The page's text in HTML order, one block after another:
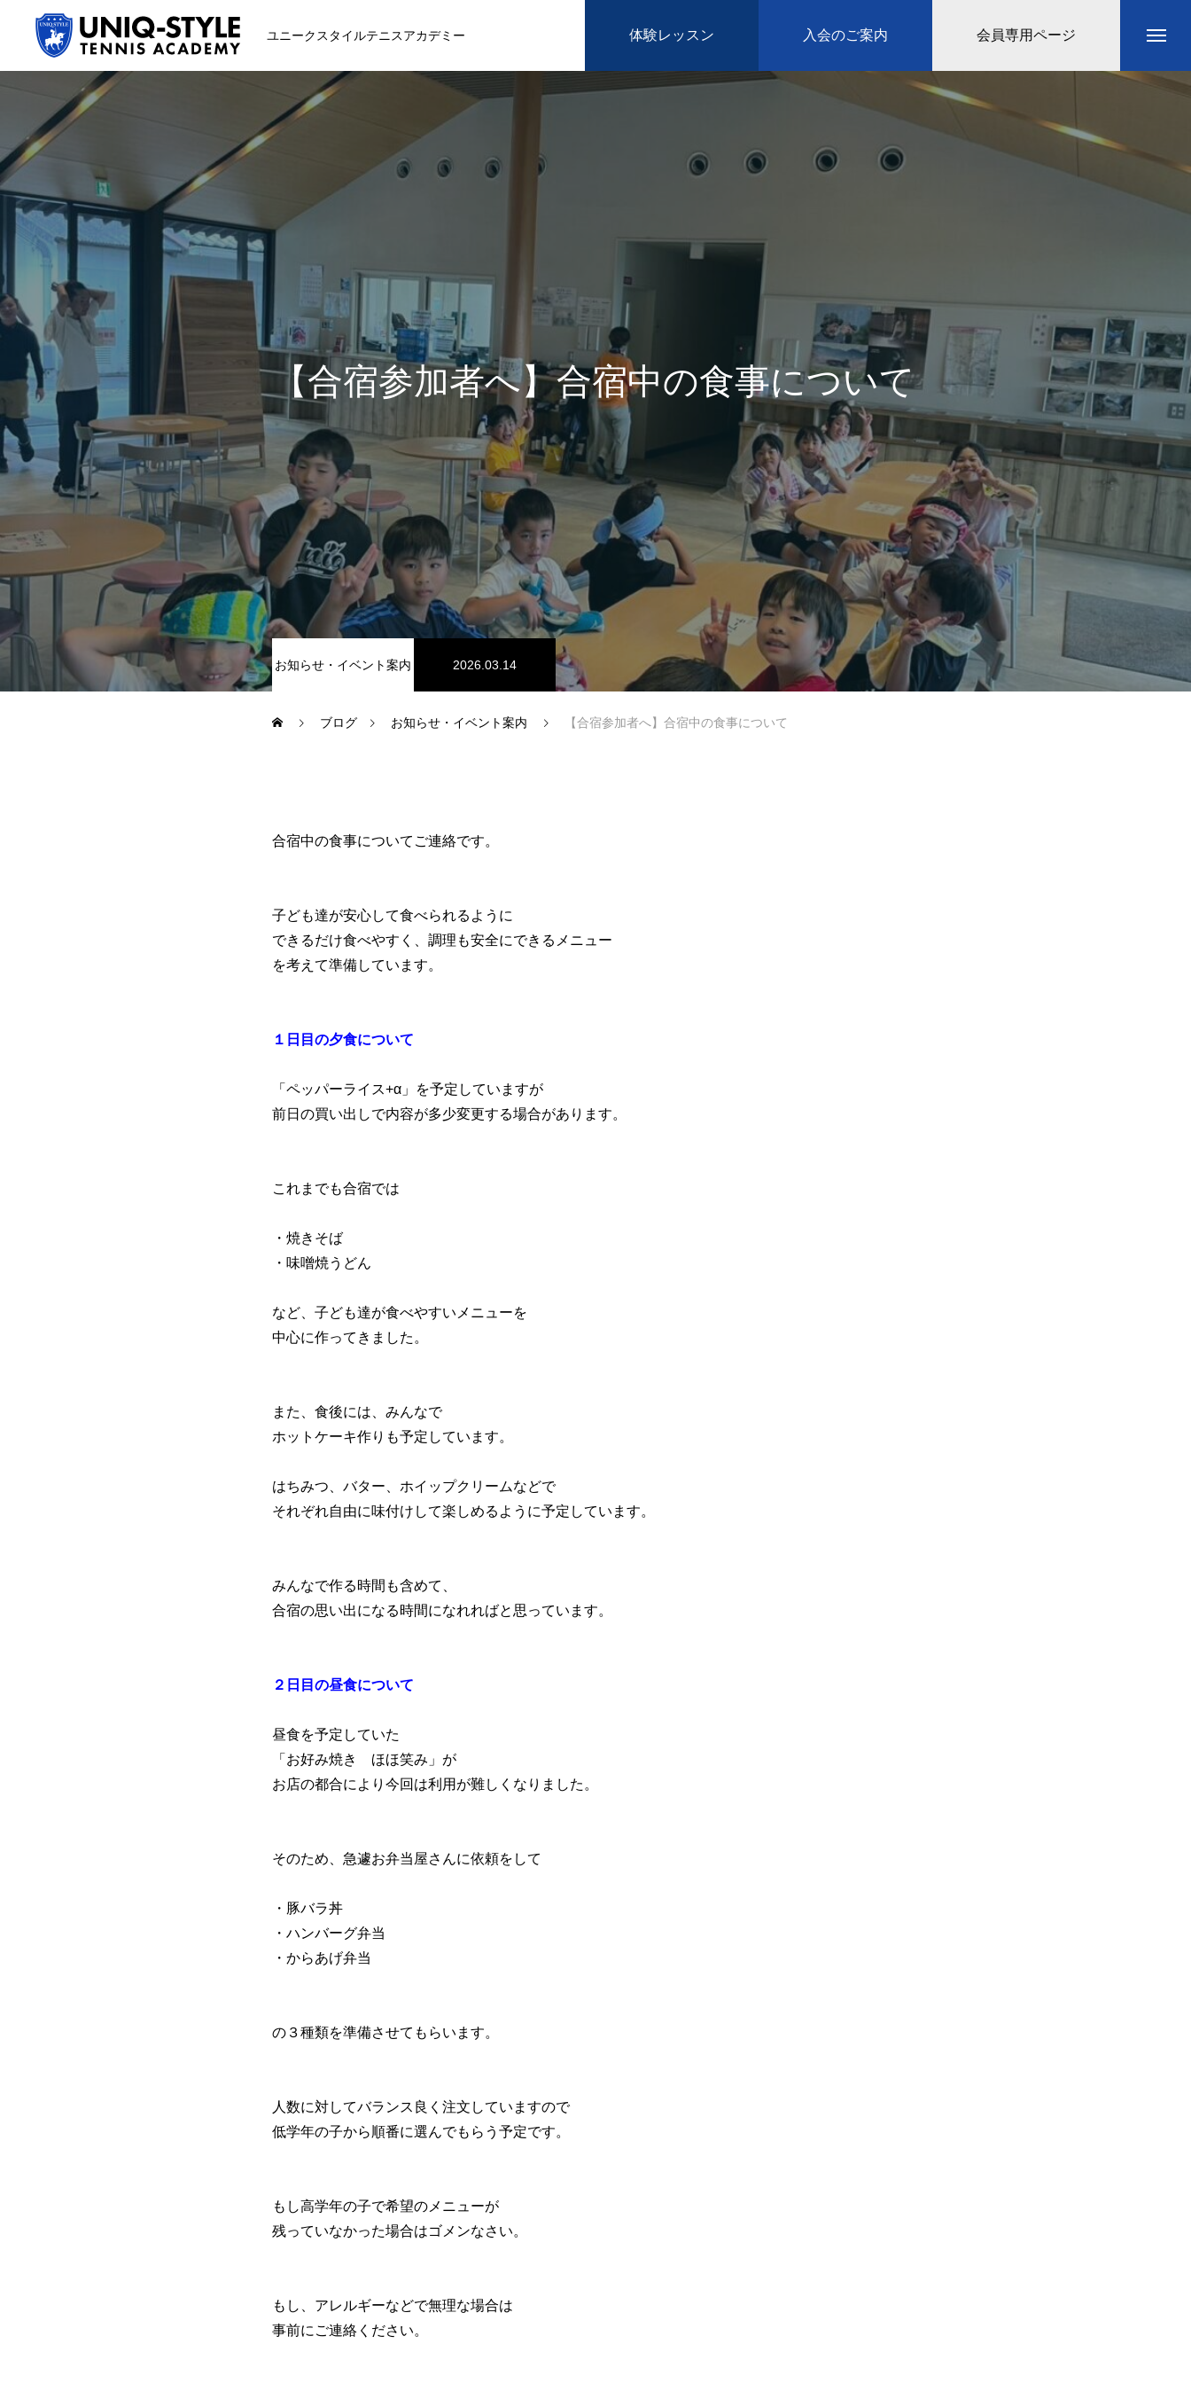
ユニークスタイルテニスアカデミー 体験レッスン 入会のご案内 会員専用ページ
初めての方
システム・クラス・料金
スクール紹介・コーチ紹介
大会・イベント
ブログ
アクセス
お問い合わせ
システム・クラス・料金
【合宿参加者へ】合宿中の食事について
お知らせ・イベント案内 2026.03.14
ブログ お知らせ・イベント案内 【合宿参加者へ】合宿中の食事について
合宿中の食事についてご連絡です。
子ども達が安心して食べられるように
できるだけ食べやすく、調理も安全にできるメニュー
を考えて準備しています。
１日目の夕食について
「ペッパーライス+α」を予定していますが
前日の買い出しで内容が多少変更する場合があります。
これまでも合宿では
・焼きそば
・味噌焼うどん
など、子ども達が食べやすいメニューを
中心に作ってきました。
また、食後には、みんなで
ホットケーキ作りも予定しています。
はちみつ、バター、ホイップクリームなどで
それぞれ自由に味付けして楽しめるように予定しています。
みんなで作る時間も含めて、
合宿の思い出になる時間になれればと思っています。
２日目の昼食について
昼食を予定していた
「お好み焼き ほほ笑み」が
お店の都合により今回は利用が難しくなりました。
そのため、急遽お弁当屋さんに依頼をして
・豚バラ丼
・ハンバーグ弁当
・からあげ弁当
の３種類を準備させてもらいます。
人数に対してバランス良く注文していますので
低学年の子から順番に選んでもらう予定です。
もし高学年の子で希望のメニューが
残っていなかった場合はゴメンなさい。
もし、アレルギーなどで無理な場合は
事前にご連絡ください。